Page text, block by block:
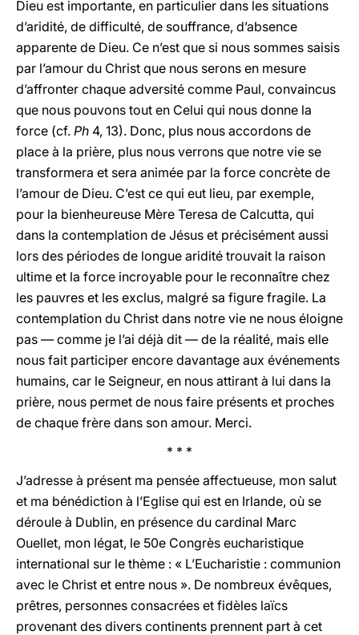
Dieu est importante, en particulier dans les situations
d’aridité, de difficulté, de souffrance, d’absence
apparente de Dieu. Ce n’est que si nous sommes saisis
par l’amour du Christ que nous serons en mesure
d’affronter chaque adversité comme Paul, convaincus
que nous pouvons tout en Celui qui nous donne la
force (cf. Ph 4, 13). Donc, plus nous accordons de
place à la prière, plus nous verrons que notre vie se
transformera et sera animée par la force concrète de
l’amour de Dieu. C’est ce qui eut lieu, par exemple,
pour la bienheureuse Mère Teresa de Calcutta, qui
dans la contemplation de Jésus et précisément aussi
lors des périodes de longue aridité trouvait la raison
ultime et la force incroyable pour le reconnaître chez
les pauvres et les exclus, malgré sa figure fragile. La
contemplation du Christ dans notre vie ne nous éloigne
pas — comme je l’ai déjà dit — de la réalité, mais elle
nous fait participer encore davantage aux événements
humains, car le Seigneur, en nous attirant à lui dans la
prière, nous permet de nous faire présents et proches
de chaque frère dans son amour. Merci.
* * *
J’adresse à présent ma pensée affectueuse, mon salut
et ma bénédiction à l’Eglise qui est en Irlande, où se
déroule à Dublin, en présence du cardinal Marc
Ouellet, mon légat, le 50e Congrès eucharistique
international sur le thème : « L’Eucharistie : communion
avec le Christ et entre nous ». De nombreux évêques,
prêtres, personnes consacrées et fidèles laïcs
provenant des divers continents prennent part à cet